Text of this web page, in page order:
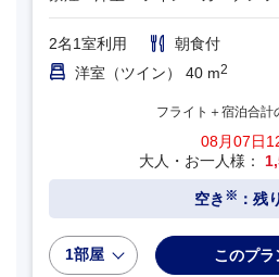
2名1室利用
朝食付
洋室（ツイン） 40 m2
フライト＋宿泊合計
08月07日
大人・お一人様：
空き ※ ：残
1部屋